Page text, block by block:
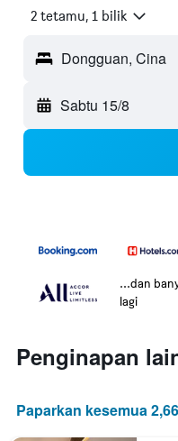
2 tetamu, 1 bilik
Dongguan, Cina
Sabtu 15/8
...dan
lagi
Penginapan
Paparkan kesemua